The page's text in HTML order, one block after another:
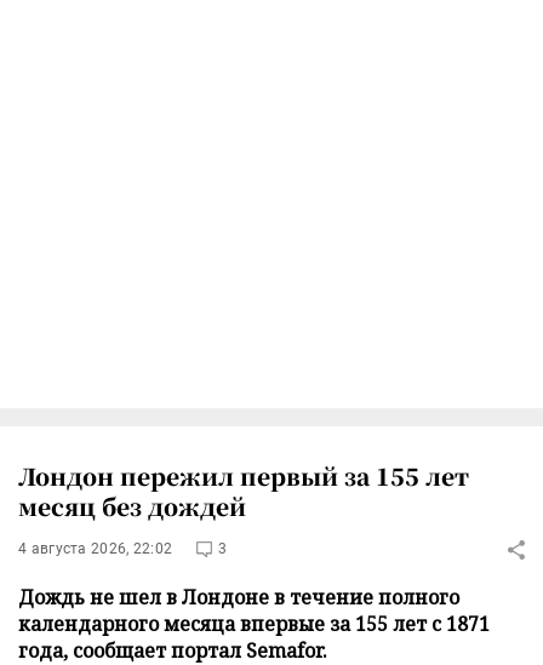
Лондон пережил первый за 155 лет
месяц без дождей
4 августа 2026, 22:02 3
Дождь не шел в Лондоне в течение полного
календарного месяца впервые за 155 лет с 1871
года, сообщает портал Semafor.